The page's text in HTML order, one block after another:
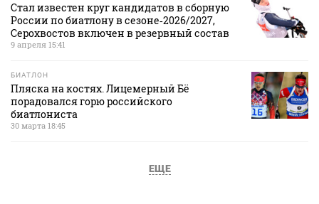
Стал известен круг кандидатов в сборную
России по биатлону в сезоне‑2026/2027,
Серохвостов включен в резервный состав
9 апреля 15:41
БИАТЛОН
Пляска на костях. Лицемерный Бё
порадовался горю российского
биатлониста
30 марта 18:45
ЕЩЕ